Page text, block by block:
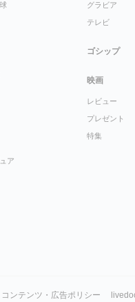
ア
グラビア
テレビ
ゴシップ
映画
レビュー
プレゼント
特集
コンテンツ・広告ポリシー